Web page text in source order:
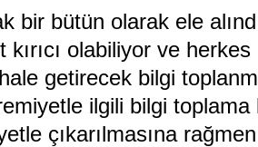
bir bütün olarak ele
kırıcı olabiliyor ve
getirecek bilgi
ilgili bilgi toplama
çıkarılmasına